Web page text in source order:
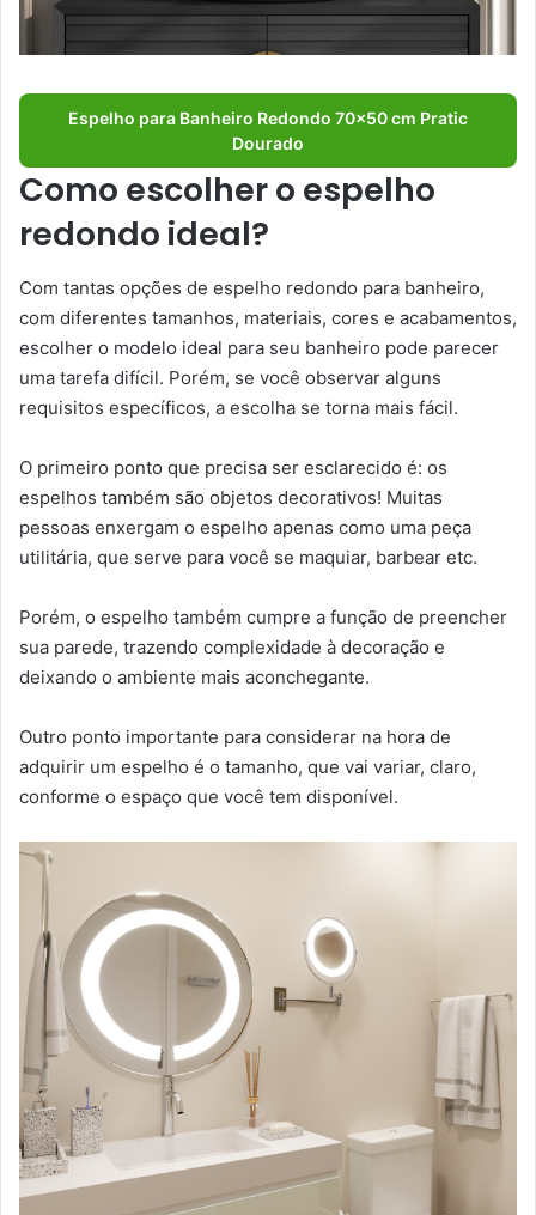
Espelho para Banheiro Redondo 70×50 cm Pratic
Dourado
Como escolher o espelho
redondo ideal?
Com tantas opções de espelho redondo para banheiro,
com diferentes tamanhos, materiais, cores e acabamentos,
escolher o modelo ideal para seu banheiro pode parecer
uma tarefa difícil. Porém, se você observar alguns
requisitos específicos, a escolha se torna mais fácil.
O primeiro ponto que precisa ser esclarecido é: os
espelhos também são objetos decorativos! Muitas
pessoas enxergam o espelho apenas como uma peça
utilitária, que serve para você se maquiar, barbear etc.
Porém, o espelho também cumpre a função de preencher
sua parede, trazendo complexidade à decoração e
deixando o ambiente mais aconchegante.
Outro ponto importante para considerar na hora de
adquirir um espelho é o tamanho, que vai variar, claro,
conforme o espaço que você tem disponível.